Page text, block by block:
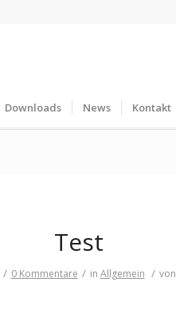
Downloads News Kontakt
Test
/ 0 Kommentare / in Allgemein / von